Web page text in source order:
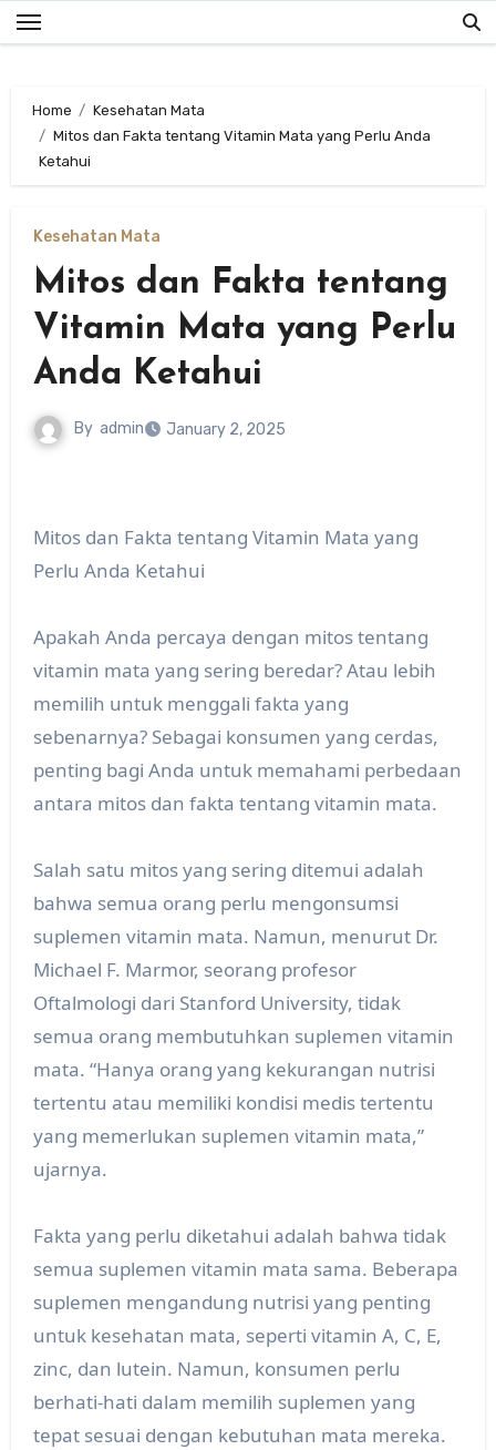
Skip
to
Home
Kesehatan Mata
Mitos dan Fakta tentang Vitamin Mata yang Perlu Anda
Ketahui
Kesehatan Mata
Mitos dan Fakta tentang
Vitamin Mata yang Perlu
Anda Ketahui
By admin January 2, 2025
Mitos dan Fakta tentang Vitamin Mata yang
Perlu Anda Ketahui
Apakah Anda percaya dengan mitos tentang
vitamin mata yang sering beredar? Atau lebih
memilih untuk menggali fakta yang
sebenarnya? Sebagai konsumen yang cerdas,
penting bagi Anda untuk memahami perbedaan
antara mitos dan fakta tentang vitamin mata.
Salah satu mitos yang sering ditemui adalah
bahwa semua orang perlu mengonsumsi
suplemen vitamin mata. Namun, menurut Dr.
Michael F. Marmor, seorang profesor
Oftalmologi dari Stanford University, tidak
semua orang membutuhkan suplemen vitamin
mata. “Hanya orang yang kekurangan nutrisi
tertentu atau memiliki kondisi medis tertentu
yang memerlukan suplemen vitamin mata,”
ujarnya.
Fakta yang perlu diketahui adalah bahwa tidak
semua suplemen vitamin mata sama. Beberapa
suplemen mengandung nutrisi yang penting
untuk kesehatan mata, seperti vitamin A, C, E,
zinc, dan lutein. Namun, konsumen perlu
berhati-hati dalam memilih suplemen yang
tepat sesuai dengan kebutuhan mata mereka.